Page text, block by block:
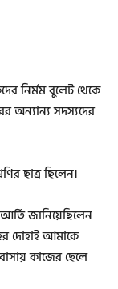
নির্মম বুলেট থেকে
অন্যান্য সদস্যদের
ছাত্র ছিলেন।
জানিয়েছিলেন
দোহাই আমাকে
কাজের ছেলে